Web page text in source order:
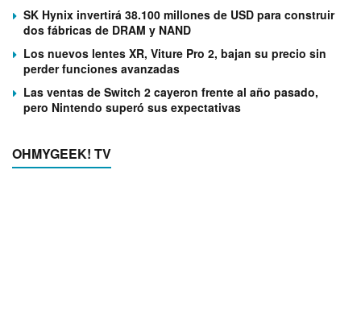
SK Hynix invertirá 38.100 millones de USD para construir
dos fábricas de DRAM y NAND
Los nuevos lentes XR, Viture Pro 2, bajan su precio sin
perder funciones avanzadas
Las ventas de Switch 2 cayeron frente al año pasado,
pero Nintendo superó sus expectativas
OHMYGEEK! TV